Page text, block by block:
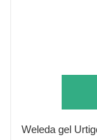
Weleda gel